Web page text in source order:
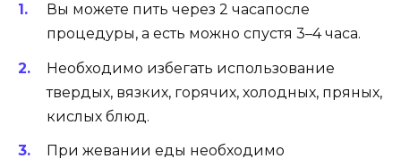
Вы можете пить через 2 часапосле
процедуры, а есть можно спустя 3–4 часа.
Необходимо избегать использование
твердых, вязких, горячих, холодных, пряных,
кислых блюд.
При жевании еды необходимо